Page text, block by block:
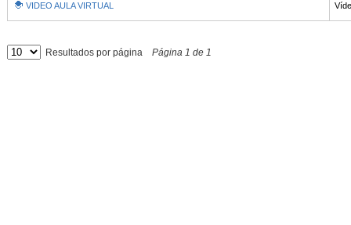
VIDEO AULA VIRTUAL
Resultados por página Página 1 de 1